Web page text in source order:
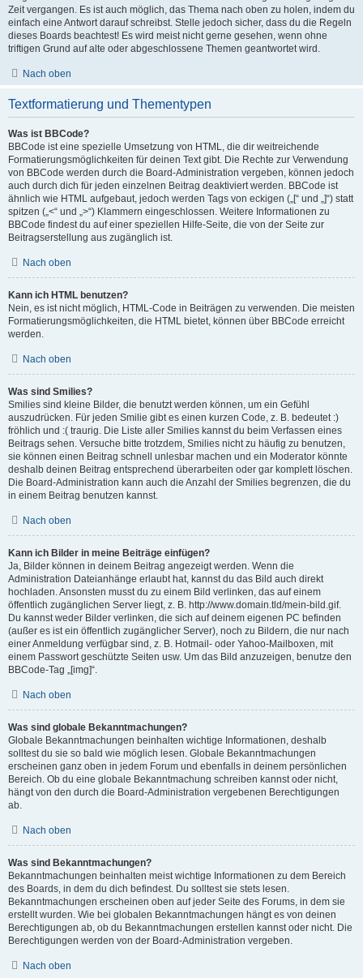
Zeit vergangen. Es ist auch möglich, das Thema nach oben zu holen, indem du
einfach eine Antwort darauf schreibst. Stelle jedoch sicher, dass du die Regeln
dieses Boards beachtest! Es wird meist nicht gerne gesehen, wenn ohne
triftigen Grund auf alte oder abgeschlossene Themen geantwortet wird.
Nach oben
Textformatierung und Thementypen
Was ist BBCode?
BBCode ist eine spezielle Umsetzung von HTML, die dir weitreichende
Formatierungsmöglichkeiten für deinen Text gibt. Die Rechte zur Verwendung
von BBCode werden durch die Board-Administration vergeben, können jedoch
auch durch dich für jeden einzelnen Beitrag deaktiviert werden. BBCode ist
ähnlich wie HTML aufgebaut, jedoch werden Tags von eckigen („[“ und „]“) statt
spitzen („<“ und „>“) Klammern eingeschlossen. Weitere Informationen zu
BBCode findest du auf einer speziellen Hilfe-Seite, die von der Seite zur
Beitragserstellung aus zugänglich ist.
Nach oben
Kann ich HTML benutzen?
Nein, es ist nicht möglich, HTML-Code in Beiträgen zu verwenden. Die meisten
Formatierungsmöglichkeiten, die HTML bietet, können über BBCode erreicht
werden.
Nach oben
Was sind Smilies?
Smilies sind kleine Bilder, die benutzt werden können, um ein Gefühl
auszudrücken. Für jeden Smilie gibt es einen kurzen Code, z. B. bedeutet :)
fröhlich und :( traurig. Die Liste aller Smilies kannst du beim Verfassen eines
Beitrags sehen. Versuche bitte trotzdem, Smilies nicht zu häufig zu benutzen,
sie können einen Beitrag schnell unlesbar machen und ein Moderator könnte
deshalb deinen Beitrag entsprechend überarbeiten oder gar komplett löschen.
Die Board-Administration kann auch die Anzahl der Smilies begrenzen, die du
in einem Beitrag benutzen kannst.
Nach oben
Kann ich Bilder in meine Beiträge einfügen?
Ja, Bilder können in deinem Beitrag angezeigt werden. Wenn die
Administration Dateianhänge erlaubt hat, kannst du das Bild auch direkt
hochladen. Ansonsten musst du zu einem Bild verlinken, das auf einem
öffentlich zugänglichen Server liegt, z. B. http://www.domain.tld/mein-bild.gif.
Du kannst weder Bilder verlinken, die sich auf deinem eigenen PC befinden
(außer es ist ein öffentlich zugänglicher Server), noch zu Bildern, die nur nach
einer Anmeldung verfügbar sind, z. B. Hotmail- oder Yahoo-Mailboxen, mit
einem Passwort geschützte Seiten usw. Um das Bild anzuzeigen, benutze den
BBCode-Tag „[img]“.
Nach oben
Was sind globale Bekanntmachungen?
Globale Bekanntmachungen beinhalten wichtige Informationen, deshalb
solltest du sie so bald wie möglich lesen. Globale Bekanntmachungen
erscheinen ganz oben in jedem Forum und ebenfalls in deinem persönlichen
Bereich. Ob du eine globale Bekanntmachung schreiben kannst oder nicht,
hängt von den durch die Board-Administration vergebenen Berechtigungen
ab.
Nach oben
Was sind Bekanntmachungen?
Bekanntmachungen beinhalten meist wichtige Informationen zu dem Bereich
des Boards, in dem du dich befindest. Du solltest sie stets lesen.
Bekanntmachungen erscheinen oben auf jeder Seite des Forums, in dem sie
erstellt wurden. Wie bei globalen Bekanntmachungen hängt es von deinen
Berechtigungen ab, ob du Bekanntmachungen erstellen kannst oder nicht. Die
Berechtigungen werden von der Board-Administration vergeben.
Nach oben